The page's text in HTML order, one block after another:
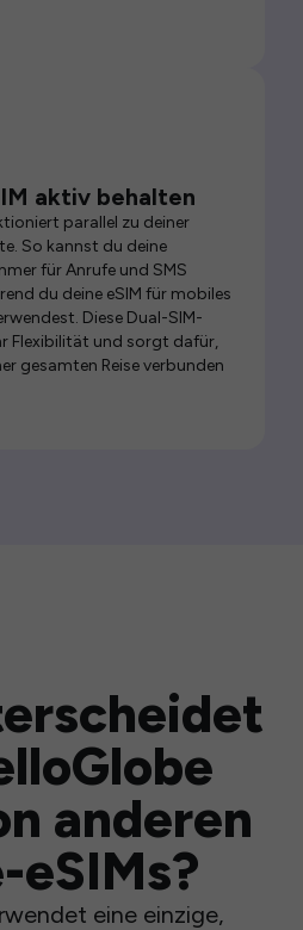
aktiv behalten
parallel zu deiner
So kannst du deine
für Anrufe und SMS
du deine eSIM für mobiles
Diese Dual-SIM-
Flexibilität und sorgt dafür,
gesamten Reise verbunden
anderen
eSIMs?
eine einzige,